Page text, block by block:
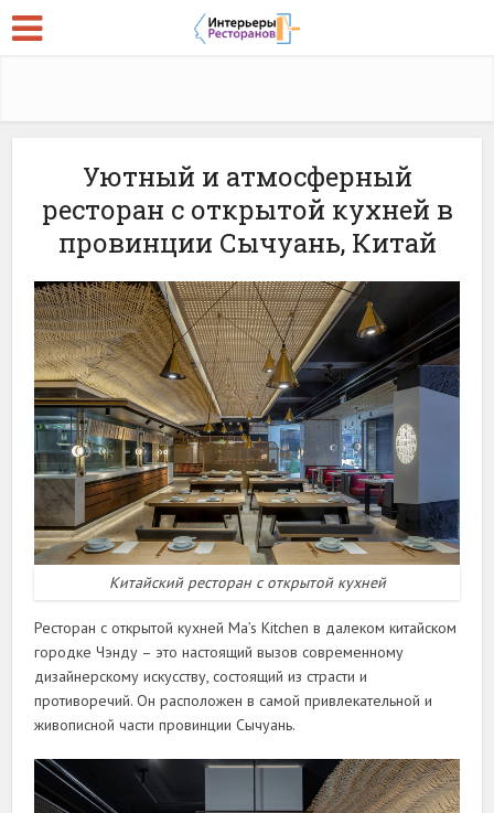
Уютный и атмосферный
ресторан с открытой кухней в
провинции Сычуань, Китай
Китайский ресторан с открытой кухней
Ресторан с открытой кухней Ma’s Kitchen в далеком китайском
городке Чэнду – это настоящий вызов современному
дизайнерскому искусству, состоящий из страсти и
противоречий. Он расположен в самой привлекательной и
живописной части провинции Сычуань.